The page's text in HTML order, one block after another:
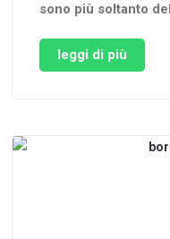
sono più soltanto
fortunatamente sta
anche nella nostra
leggi di più